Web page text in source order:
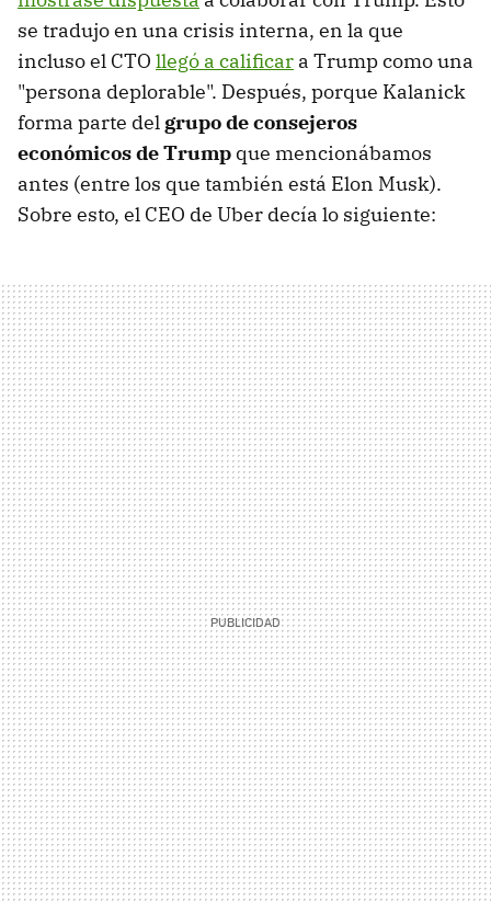
se tradujo en una crisis interna, en la que
incluso el CTO llegó a calificar a Trump como una
"persona deplorable". Después, porque Kalanick
forma parte del grupo de consejeros
económicos de Trump que mencionábamos
antes (entre los que también está Elon Musk).
Sobre esto, el CEO de Uber decía lo siguiente: